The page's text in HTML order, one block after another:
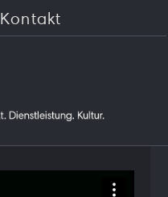
Kontakt